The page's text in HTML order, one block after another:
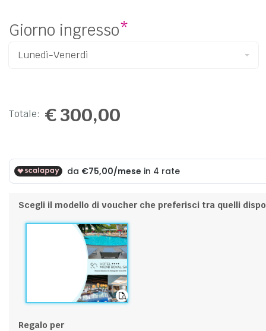
Giorno ingresso*
Totale: €300,00
Scegli il modello di voucher che preferisci tra quelli
Regalo per